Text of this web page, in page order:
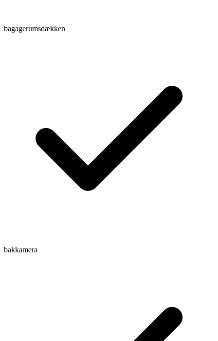
bagagerumsdækken
bakkamera